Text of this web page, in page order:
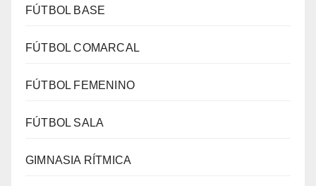
FÚTBOL BASE
FÚTBOL COMARCAL
FÚTBOL FEMENINO
FÚTBOL SALA
GIMNASIA RÍTMICA